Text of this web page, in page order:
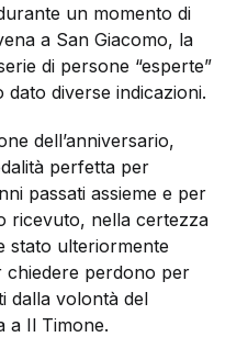
un momento di
a San Giacomo, la
di persone “esperte”
diverse indicazioni.
dell’anniversario,
perfetta per
passati assieme e per
ricevuto, nella certezza
stato ulteriormente
chiedere perdono per
dalla volontà del
a Il Timone.